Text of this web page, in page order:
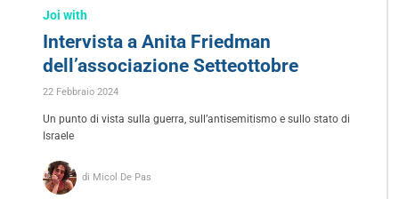
Joi with
Intervista a Anita Friedman
dell’associazione Setteottobre
22 Febbraio 2024
Un punto di vista sulla guerra, sull’antisemitismo e sullo stato di
Israele
di Micol De Pas